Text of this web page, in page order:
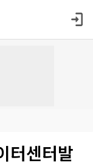
터센터발